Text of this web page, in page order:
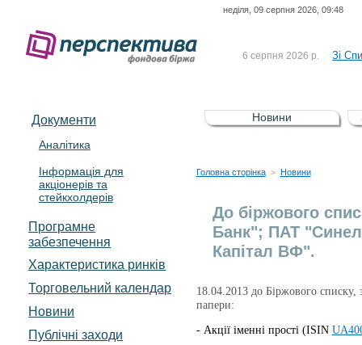
неділя, 09 серпня 2026, 09:48
6 серпня 2026 р. Зі
5 серпня 2026 р.
Зі
UA4000232607)
4 серпня 2026 р.
Документи
Аналітика
Інформація для
акціонерів та
стейкхолдерів
Програмне
забезпечення
Характеристика pинків
Торговельний календар
Новини
Публічні заходи
Новини
Головна сторінка > Новини
До біржового
Банк"; ПАТ
Капітал ВФ".
18.04.2013 до Біржового списку,
папери:
- Акції іменні прості (ISIN